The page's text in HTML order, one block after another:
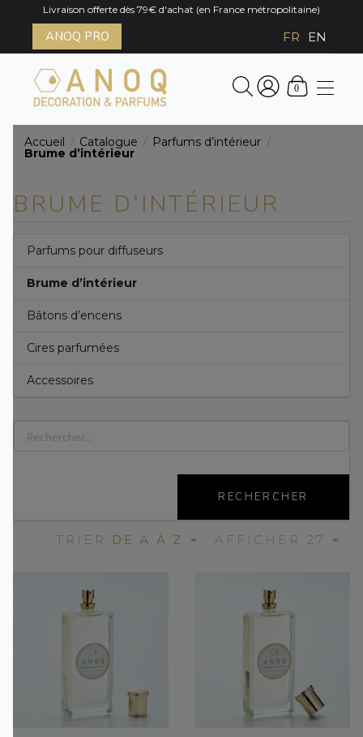
Livraison offerte dès 79€ d'achat (en France métropolitaine)
ANOQ PRO FR EN
0
Accueil / Catalogue / Parfums d’intérieur /
Brume d’intérieur
BRUME D’INTÉRIEUR
Parfums pour diffuseurs
Brume d’intérieur
Bâtons d’encens
Cires parfumées
Accessoires
RECHERCHER
AFFICHER 27
TRIER DE A À Z